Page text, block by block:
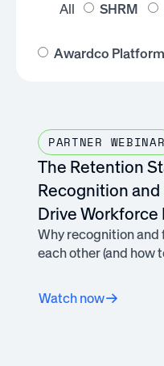
All SHRM
Awardco Platform
PARTNER WEBINAR
The Retention
Recognition
Drive Workforce
Why recognition
each other (and how
Watch now